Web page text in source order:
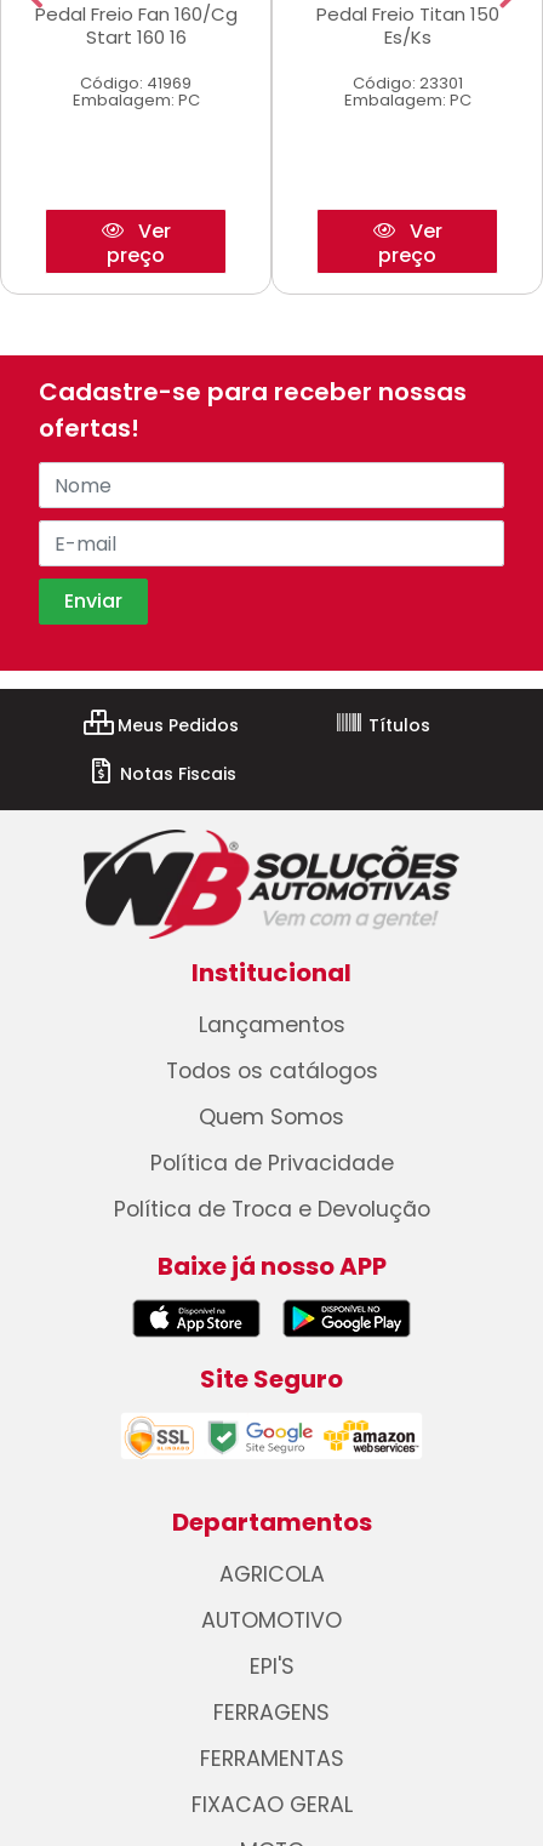
Pedal Freio Fan 160/Cg
Start 160 16
Código: 41969
Embalagem: PC
Ver
preço
Pedal Freio Titan 150
Es/Ks
Código: 23301
Embalagem: PC
Ver
preço
Cadastre-se para receber nossas
ofertas!
Meus Pedidos
Títulos
Notas Fiscais
Institucional
Lançamentos
Todos os catálogos
Quem Somos
Política de Privacidade
Política de Troca e Devolução
Baixe já nosso APP
Site Seguro
Departamentos
AGRICOLA
AUTOMOTIVO
EPI'S
FERRAGENS
FERRAMENTAS
FIXACAO GERAL